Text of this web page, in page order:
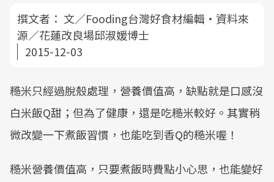
撰文者： 文／Fooding台灣好食材編輯‧資料來
源／花蓮改良場邱淑媛博士
2015-12-03
糙米只經過脫殼處理，營養價值高，缺點就是口感沒
白米飯Q甜；但為了健康，還是吃糙米較好。其實稍
微改變一下煮飯習慣，也能吃到香Q的糙米喔！
糙米營養價值高，只要煮飯時費點小心思，也能變好